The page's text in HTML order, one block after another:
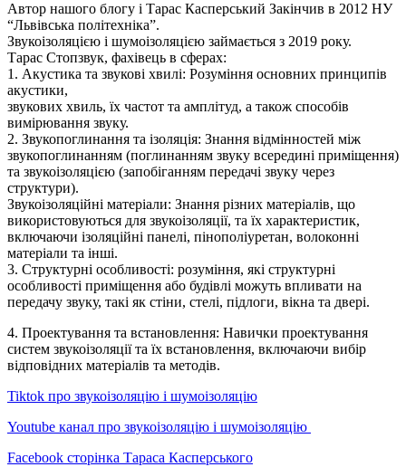
Автор нашого блогу і Тарас Касперський Закінчив в 2012 НУ
“Львівська політехніка”.
Звукоізоляцією і шумоізоляцією займається з 2019 року.
Тарас Стопзвук, фахівець в сферах:
1. Акустика та звукові хвилі: Розуміння основних принципів
акустики,
звукових хвиль, їх частот та амплітуд, а також способів
вимірювання звуку.
2. Звукопоглинання та ізоляція: Знання відмінностей між
звукопоглинанням (поглинанням звуку всередині приміщення)
та звукоізоляцією (запобіганням передачі звуку через
структури).
Звукоізоляційні матеріали: Знання різних матеріалів, що
використовуються для звукоізоляції, та їх характеристик,
включаючи ізоляційні панелі, пінополіуретан, волоконні
матеріали та інші.
3. Структурні особливості: розуміння, які структурні
особливості приміщення або будівлі можуть впливати на
передачу звуку, такі як стіни, стелі, підлоги, вікна та двері.
4. Проектування та встановлення: Навички проектування
систем звукоізоляції та їх встановлення, включаючи вибір
відповідних матеріалів та методів.
Tiktok про звукоізоляцію і шумоізоляцію
Youtube канал про звукоізоляцію і шумоізоляцію
Facebook сторінка Тараса Касперського